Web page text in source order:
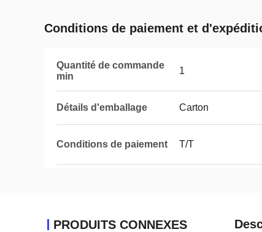
Conditions de paiement et
Quantité de commande
min
1
Détails d'emballage Carton
Conditions de paiement T/T
PRODUITS CONNEXES